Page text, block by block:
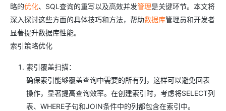
略的优化、SQL查询的重写以及高效并发管理是关键环节。本文将
深入探讨这些方面的具体技巧和方法，帮助数据库管理员和开发者
显著提升数据库性能。
索引策略优化
索引覆盖扫描：
确保索引能够覆盖查询中需要的所有列，这样可以避免回表
操作，显著提高查询效率。在创建索引时，考虑将SELECT列
表、WHERE子句和JOIN条件中的列都包含在索引中。